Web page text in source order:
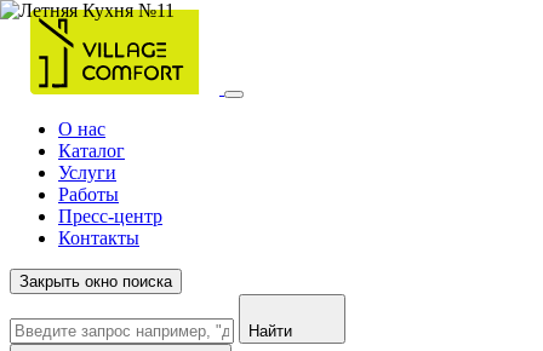
О нас
Каталог
Услуги
Работы
Пресс-центр
Контакты
Закрыть окно поиска
Найти